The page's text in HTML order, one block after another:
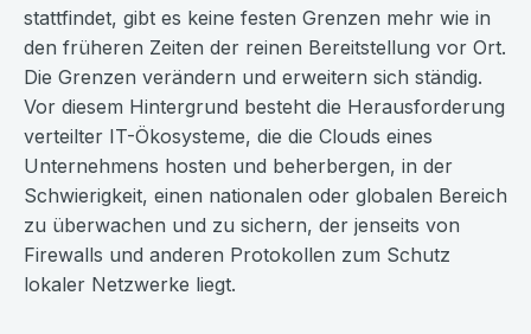
stattfindet, gibt es keine festen Grenzen mehr wie in
den früheren Zeiten der reinen Bereitstellung vor Ort.
Die Grenzen verändern und erweitern sich ständig.
Vor diesem Hintergrund besteht die Herausforderung
verteilter IT-Ökosysteme, die die Clouds eines
Unternehmens hosten und beherbergen, in der
Schwierigkeit, einen nationalen oder globalen Bereich
zu überwachen und zu sichern, der jenseits von
Firewalls und anderen Protokollen zum Schutz
lokaler Netzwerke liegt.